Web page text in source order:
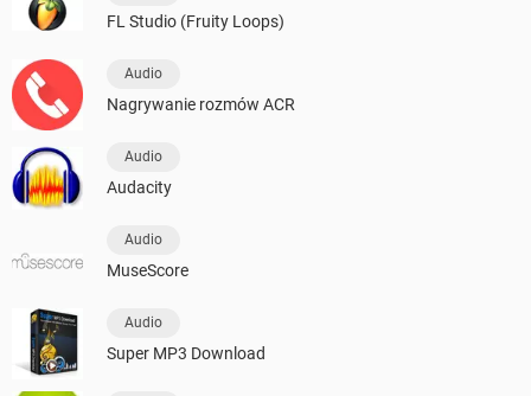
FL Studio (Fruity Loops)
Audio
Nagrywanie rozmów ACR
Audio
Audacity
Audio
MuseScore
Audio
Super MP3 Download